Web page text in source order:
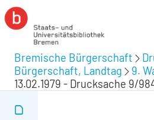
Bremische Bürgerschaft
Bürgerschaft, Landtag
9.
13.02.1979 - Drucksache 9/